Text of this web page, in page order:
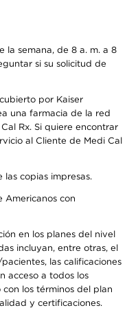
la semana, de 8 a. m. a 8
si su solicitud de
por Kaiser
una farmacia de la red
Rx. Si quiere encontrar
al Cliente de Medi Cal
copias impresas.
Americanos con
en los planes del nivel
incluyan, entre otras, el
las calificaciones
acceso a todos los
los términos del plan
y certificaciones.